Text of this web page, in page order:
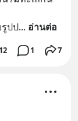
ปป... อ่านต่อ
12 1 7